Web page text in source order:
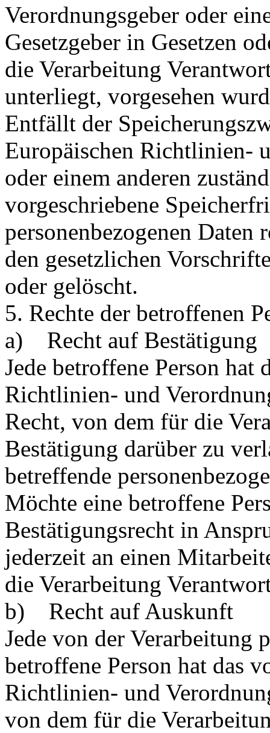
Verordnungsgeber oder
Gesetzgeber in Gesetzen
die Verarbeitung
unterliegt, vorgesehen
Entfällt der
Europäischen Richtlinien-
oder einem anderen
vorgeschriebene
personenbezogenen Daten
den gesetzlichen
oder gelöscht.
5. Rechte der betroffenen
a) Recht auf Bestätigung
Jede betroffene Person hat
Richtlinien- und
Recht, von dem für die
Bestätigung darüber zu
betreffende
Möchte eine betroffene
Bestätigungsrecht in
jederzeit an einen
die Verarbeitung
b) Recht auf Auskunft
Jede von der Verarbeitung
betroffene Person hat das
Richtlinien- und
von dem für die